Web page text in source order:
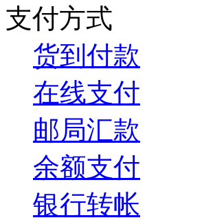
支付方式
货到付款
在线支付
邮局汇款
余额支付
银行转帐